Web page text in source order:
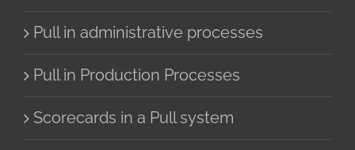
Pull in administrative processes
Pull in Production Processes
Scorecards in a Pull system